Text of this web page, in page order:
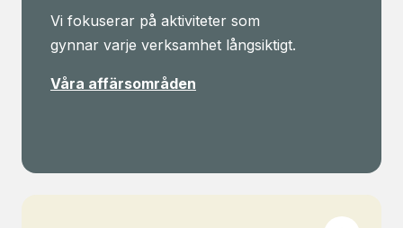
Vi fokuserar på aktiviteter som
gynnar varje verksamhet långsiktigt.
Våra affärsområden